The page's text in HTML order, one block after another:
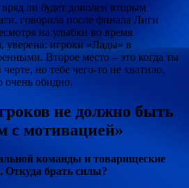
ли будет доволен вторым
говорила после финала Лиги
на улыбки во время
уверена: игроки «Лады» в
Второе место – это когда ты
но тебе чего-то не хватило,
очень обидно.
не должно быть
с мотивацией»
команды и товарищеские
Откуда брать силы?